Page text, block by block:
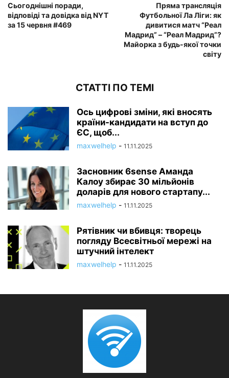
Сьогоднішні поради,
відповіді та довідка від NYT
за 15 червня #469
Пряма трансляція
Футбольної Ла Ліги: як
дивитися матч “Реал
Мадрид” – “Реал Мадрид”?
Майорка з будь-якої точки
світу
СТАТТІ ПО ТЕМІ
Ось цифрові зміни, які вносять
країни-кандидати на вступ до
ЄС, щоб...
maxwelhelp - 11.11.2025
Засновник 6sense Аманда
Калоу збирає 30 мільйонів
доларів для нового стартапу...
maxwelhelp - 11.11.2025
Рятівник чи вбивця: творець
погляду Всесвітньої мережі на
штучний інтелект
maxwelhelp - 11.11.2025